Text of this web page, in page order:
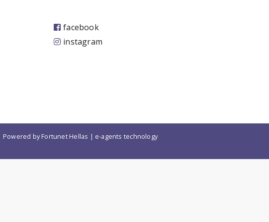
facebook
instagram
Powered by Fortunet Hellas | e-agents technology